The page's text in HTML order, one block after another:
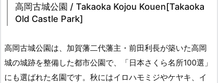
高岡古城公園 / Takaoka Kojou Kouen[Takaoka
Old Castle Park]
高岡古城公園は、加賀藩二代藩主・前田利長が築いた高岡
城の城跡を整備した都市公園で、「日本さくら名所100選」
にも選ばれた名園です。秋にはイロハモミジやケヤキ、イ